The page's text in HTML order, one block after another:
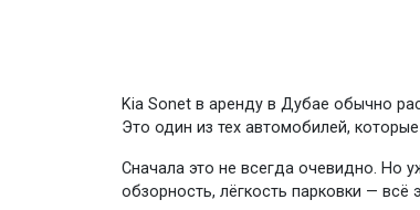
Kia Sonet в аренду в Дубае обычно
Это один из тех автомобилей,
Сначала это не всегда очевидно. Но
обзорность, лёгкость парковки —